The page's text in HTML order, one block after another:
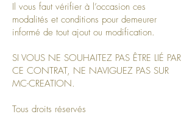
Il vous faut vérifier à l’occasion ces
modalités et conditions pour demeurer
informé de tout ajout ou modification.
SI VOUS NE SOUHAITEZ PAS ÊTRE LIÉ PAR
CE CONTRAT, NE NAVIGUEZ PAS SUR
MC-CREATION.
Tous droits réservés